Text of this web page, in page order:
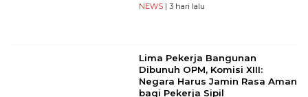
NEWS| 3 hari lalu
Lima Pekerja Bangunan
Dibunuh OPM, Komisi XIII:
Negara Harus Jamin Rasa Aman
bagi Pekerja Sipil